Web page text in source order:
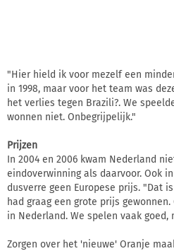
"Hier hield ik voor mezelf een
in 1998, maar voor het team was
het verlies tegen Brazili?. We
wonnen niet. Onbegrijpelijk."
Prijzen
In 2004 en 2006 kwam Nederland
eindoverwinning als daarvoor. Ook
dusverre geen Europese prijs. "Dat
had graag een grote prijs
in Nederland. We spelen vaak
Zorgen over het 'nieuwe' Oranje